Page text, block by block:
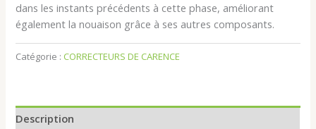
dans les instants précédents à cette phase, améliorant
également la nouaison grâce à ses autres composants.
Catégorie : CORRECTEURS DE CARENCE
Description